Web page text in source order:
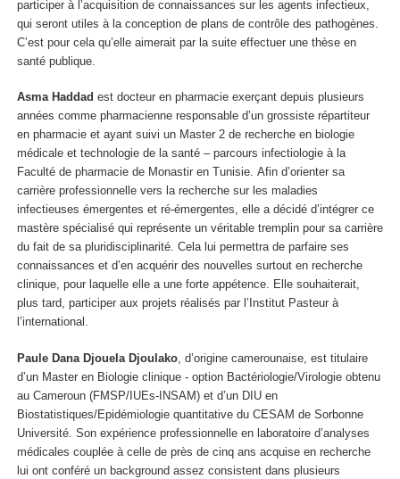
participer à l’acquisition de connaissances sur les agents infectieux,
qui seront utiles à la conception de plans de contrôle des pathogènes.
C’est pour cela qu’elle aimerait par la suite effectuer une thèse en
santé publique.
Asma Haddad est docteur en pharmacie exerçant depuis plusieurs
années comme pharmacienne responsable d’un grossiste répartiteur
en pharmacie et ayant suivi un Master 2 de recherche en biologie
médicale et technologie de la santé – parcours infectiologie à la
Faculté de pharmacie de Monastir en Tunisie. Afin d’orienter sa
carrière professionnelle vers la recherche sur les maladies
infectieuses émergentes et ré-émergentes, elle a décidé d’intégrer ce
mastère spécialisé qui représente un véritable tremplin pour sa carrière
du fait de sa pluridisciplinarité. Cela lui permettra de parfaire ses
connaissances et d’en acquérir des nouvelles surtout en recherche
clinique, pour laquelle elle a une forte appétence. Elle souhaiterait,
plus tard, participer aux projets réalisés par l’Institut Pasteur à
l’international.
Paule Dana Djouela Djoulako , d’origine camerounaise, est titulaire
d’un Master en Biologie clinique - option Bactériologie/Virologie obtenu
au Cameroun (FMSP/IUEs-INSAM) et d’un DIU en
Biostatistiques/Epidémiologie quantitative du CESAM de Sorbonne
Université. Son expérience professionnelle en laboratoire d’analyses
médicales couplée à celle de près de cinq ans acquise en recherche
lui ont conféré un background assez consistent dans plusieurs